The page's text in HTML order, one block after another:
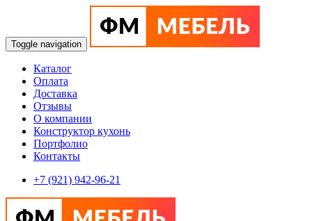
Toggle navigation
Каталог
Оплата
Доставка
Отзывы
О компании
Конструктор кухонь
Портфолио
Контакты
+7 (921) 942-96-21